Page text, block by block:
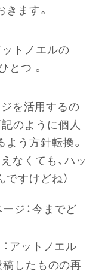
ます。
トノエルの
つ 。
を活用するの
のように個人
う方針転換。
なくても、ハッ
すけどね）
ジ：今までど
アットノエル
したものの再